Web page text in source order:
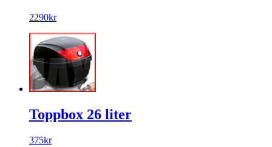
2290kr
Toppbox 26 liter
375kr